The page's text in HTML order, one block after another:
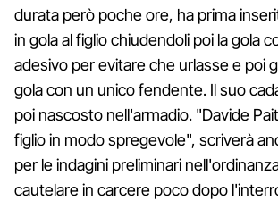
durata però poche ore, ha prima
in gola al figlio chiudendoli poi la gola
adesivo per evitare che urlasse e poi
gola con un unico fendente. Il suo
poi nascosto nell'armadio. "Davide
figlio in modo spregevole", scriverà
per le indagini preliminari
cautelare in carcere poco dopo